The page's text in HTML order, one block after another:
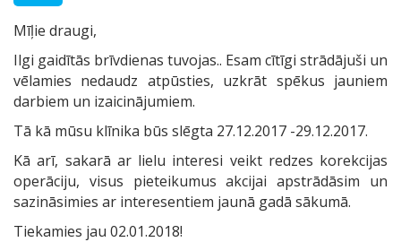
Mīļie draugi,
Ilgi gaidītās brīvdienas tuvojas.. Esam cītīgi strādājuši un
vēlamies nedaudz atpūsties, uzkrāt spēkus jauniem
darbiem un izaicinājumiem.
Tā kā mūsu klīnika būs slēgta 27.12.2017 -29.12.2017.
Kā arī, sakarā ar lielu interesi veikt redzes korekcijas
operāciju, visus pieteikumus akcijai apstrādāsim un
sazināsimies ar interesentiem jaunā gadā sākumā.
Tiekamies jau 02.01.2018!